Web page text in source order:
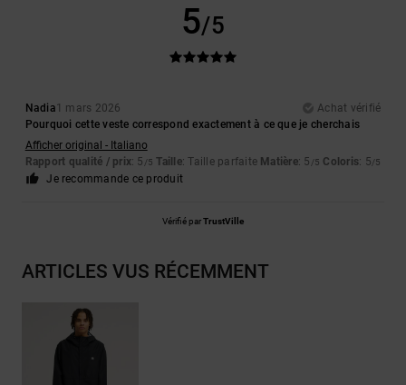
5/5
Nadia1 mars 2026
Achat vérifié
Pourquoi cette veste correspond exactement à ce que je cherchais
Afficher original - Italiano
Rapport qualité / prix: 5 /5 Taille: Taille parfaite Matière: 5 /5 Coloris: 5/5
Je recommande ce produit
Vérifié parTrustVille
ARTICLES VUS RÉCEMMENT